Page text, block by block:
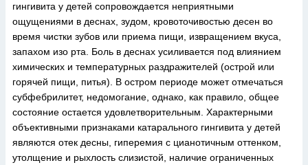
гингивита у детей сопровождается неприятными
ощущениями в деснах, зудом, кровоточивостью десен во
время чистки зубов или приема пищи, извращением вкуса,
запахом изо рта. Боль в деснах усиливается под влиянием
химических и температурных раздражителей (острой или
горячей пищи, питья). В остром периоде может отмечаться
субфебрилитет, недомогание, однако, как правило, общее
состояние остается удовлетворительным. Характерными
объективными признаками катарального гингивита у детей
являются отек десны, гиперемия с цианотичным оттенком,
утолщение и рыхлость слизистой, наличие ограниченных